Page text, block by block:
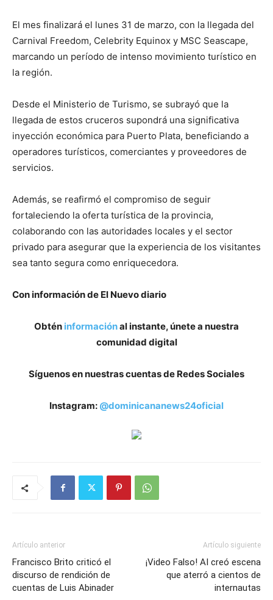
El mes finalizará el lunes 31 de marzo, con la llegada del
Carnival Freedom, Celebrity Equinox y MSC Seascape,
marcando un período de intenso movimiento turístico en
la región.
Desde el Ministerio de Turismo, se subrayó que la
llegada de estos cruceros supondrá una significativa
inyección económica para Puerto Plata, beneficiando a
operadores turísticos, comerciantes y proveedores de
servicios.
Además, se reafirmó el compromiso de seguir
fortaleciendo la oferta turística de la provincia,
colaborando con las autoridades locales y el sector
privado para asegurar que la experiencia de los visitantes
sea tanto segura como enriquecedora.
Con información de El Nuevo diario
Obtén informaciónal instante, únete a nuestra
comunidad digital
Síguenos en nuestras cuentas de Redes Sociales
Instagram: @dominicananews24oficial
Artículo anterior
Francisco Brito criticó el
discurso de rendición de
cuentas de Luis Abinader
Artículo siguiente
¡Video Falso! AI creó escena
que aterró a cientos de
internautas